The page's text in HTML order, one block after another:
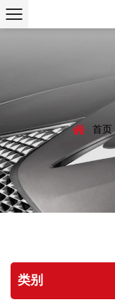
首页
类别